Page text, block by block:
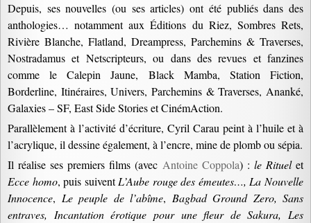
Depuis, ses nouvelles (ou ses articles) ont été publiés dans des
anthologies… notamment aux Éditions du Riez, Sombres Rets,
Rivière Blanche, Flatland, Dreampress, Parchemins & Traverses,
Nostradamus et Netscripteurs, ou dans des revues et fanzines
comme le Calepin Jaune, Black Mamba, Station Fiction,
Borderline, Itinéraires, Univers, Parchemins & Traverses, Ananké,
Galaxies – SF, East Side Stories et CinémAction.
Parallèlement à l’activité d’écriture, Cyril Carau peint à l’huile et à
l’acrylique, il dessine également, à l’encre, mine de plomb ou sépia.
Il réalise ses premiers films (avec Antoine Coppola) : le Rituelet
Ecce homo, puis suiventL’Aube rouge des émeutes…, La Nouvelle
Innocence, Le peuple de l’abîme, Bagbad Ground Zero, Sans
entraves, Incantation érotique pour une fleur de Sakura, Les